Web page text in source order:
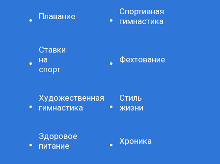
Плавание
Спортивная
гимнастика
Ставки
на
спорт
Фехтование
Художественная
гимнастика
Стиль
жизни
Здоровое
питание
Хроника